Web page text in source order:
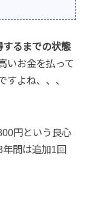
するまでの状態
いお金を払って
すよね、、、
円という良心
間は追加1回